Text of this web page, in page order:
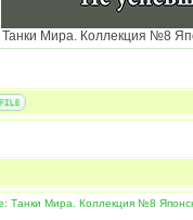
Танки Мира. Коллекция №8
Танки Мира. Коллекция №8